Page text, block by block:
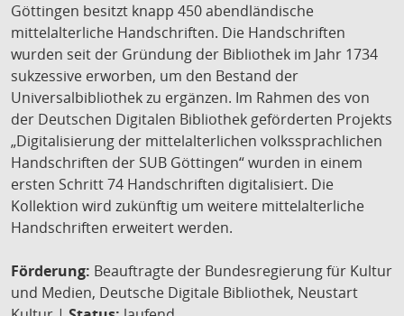
Göttingen besitzt knapp 450 abendländische
mittelalterliche Handschriften. Die Handschriften
wurden seit der Gründung der Bibliothek im Jahr 1734
sukzessive erworben, um den Bestand der
Universalbibliothek zu ergänzen. Im Rahmen des von
der Deutschen Digitalen Bibliothek geförderten Projekts
„Digitalisierung der mittelalterlichen volkssprachlichen
Handschriften der SUB Göttingen“ wurden in einem
ersten Schritt 74 Handschriften digitalisiert. Die
Kollektion wird zukünftig um weitere mittelalterliche
Handschriften erweitert werden.
Förderung: Beauftragte der Bundesregierung für Kultur
und Medien, Deutsche Digitale Bibliothek, Neustart